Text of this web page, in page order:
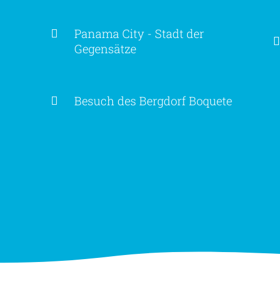
Panama City - Stadt der
Gegensätze
Besuch des Bergdorf Boquete